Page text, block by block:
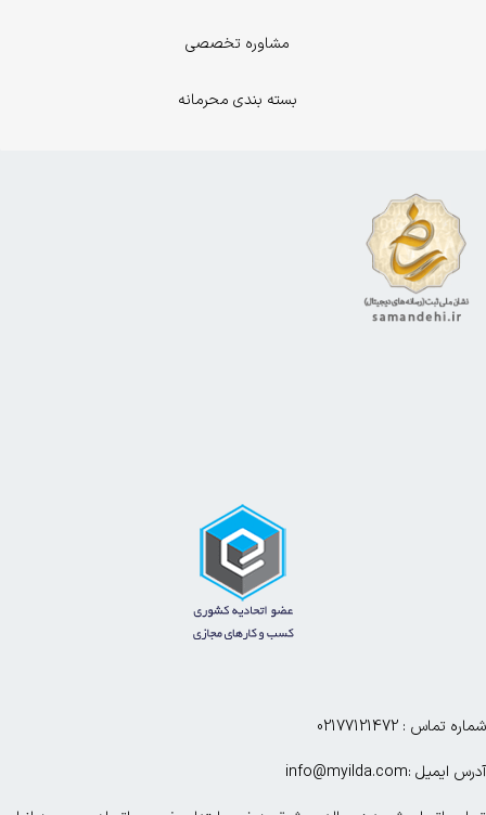
مشاوره تخصصی
بسته بندی محرمانه
شماره تماس : 02177121472
آدرس ایمیل :info@myilda.com